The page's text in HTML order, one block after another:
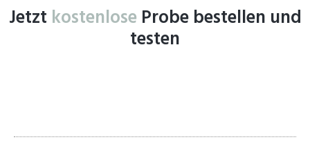
Jetzt kostenlose Probe bestellen und
testen